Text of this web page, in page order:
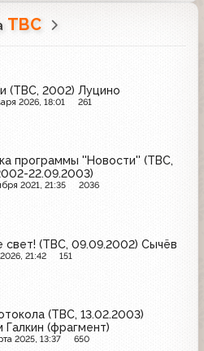
ТВС
(ТВС, 2002) Луцино
2026, 18:01 261
программы ''Новости'' (ТВС,
22.09.2003)
2021, 21:35 2036
свет! (ТВС, 09.09.2002) Сычёв
21:42 151
(ТВС, 13.02.2003)
Галкин (фрагмент)
2025, 13:37 650